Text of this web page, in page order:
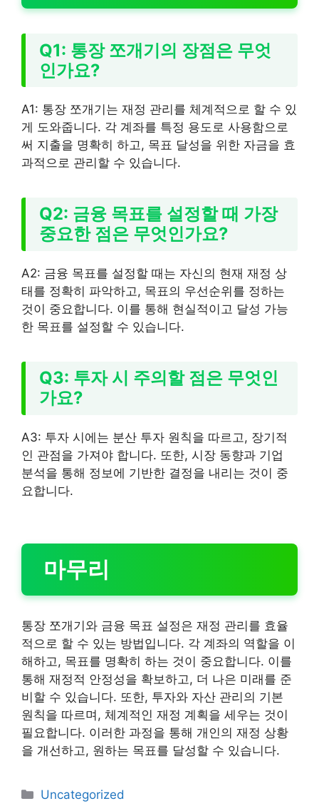
Q1: 통장 쪼개기의 장점은 무엇
인가요?
A1: 통장 쪼개기는 재정 관리를 체계적으로 할 수 있
게 도와줍니다. 각 계좌를 특정 용도로 사용함으로
써 지출을 명확히 하고, 목표 달성을 위한 자금을 효
과적으로 관리할 수 있습니다.
Q2: 금융 목표를 설정할 때 가장
중요한 점은 무엇인가요?
A2: 금융 목표를 설정할 때는 자신의 현재 재정 상
태를 정확히 파악하고, 목표의 우선순위를 정하는
것이 중요합니다. 이를 통해 현실적이고 달성 가능
한 목표를 설정할 수 있습니다.
Q3: 투자 시 주의할 점은 무엇인
가요?
A3: 투자 시에는 분산 투자 원칙을 따르고, 장기적
인 관점을 가져야 합니다. 또한, 시장 동향과 기업
분석을 통해 정보에 기반한 결정을 내리는 것이 중
요합니다.
마무리
통장 쪼개기와 금융 목표 설정은 재정 관리를 효율
적으로 할 수 있는 방법입니다. 각 계좌의 역할을 이
해하고, 목표를 명확히 하는 것이 중요합니다. 이를
통해 재정적 안정성을 확보하고, 더 나은 미래를 준
비할 수 있습니다. 또한, 투자와 자산 관리의 기본
원칙을 따르며, 체계적인 재정 계획을 세우는 것이
필요합니다. 이러한 과정을 통해 개인의 재정 상황
을 개선하고, 원하는 목표를 달성할 수 있습니다.
카
Uncategorized